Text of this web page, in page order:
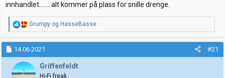
innhandlet....... alt kommer på plass for snille drenge.
R
e
a
k
s
j
o
Grumpy og HasseBasse
14.06.2021 #21
Griffenfeldt
Hi-Fi freak